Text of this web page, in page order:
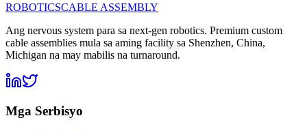
ROBOTICSCABLE ASSEMBLY
Ang nervous system para sa next-gen robotics. Premium custom
cable assemblies mula sa aming facility sa Shenzhen, China,
Michigan na may mabilis na turnaround.
Mga Serbisyo